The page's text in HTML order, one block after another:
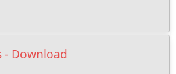
- Download